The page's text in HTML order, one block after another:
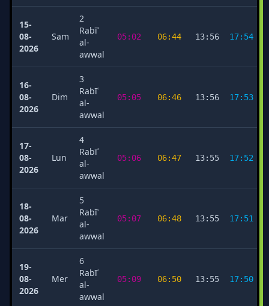
15-
08-
2026
Sam
2
Rabīʿ
al-
awwal
05:02 06:44 13:56 17:54
16-
08-
2026
Dim
3
Rabīʿ
al-
awwal
05:05 06:46 13:56 17:53
17-
08-
2026
Lun
4
Rabīʿ
al-
awwal
05:06 06:47 13:55 17:52
18-
08-
2026
Mar
5
Rabīʿ
al-
awwal
05:07 06:48 13:55 17:51
19-
08-
2026
Mer
6
Rabīʿ
al-
awwal
05:09 06:50 13:55 17:50